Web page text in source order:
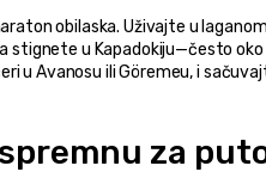
obilaska. Uživajte u
u Kapadokiju—često
u Avanosu ili Göremeu, i
za